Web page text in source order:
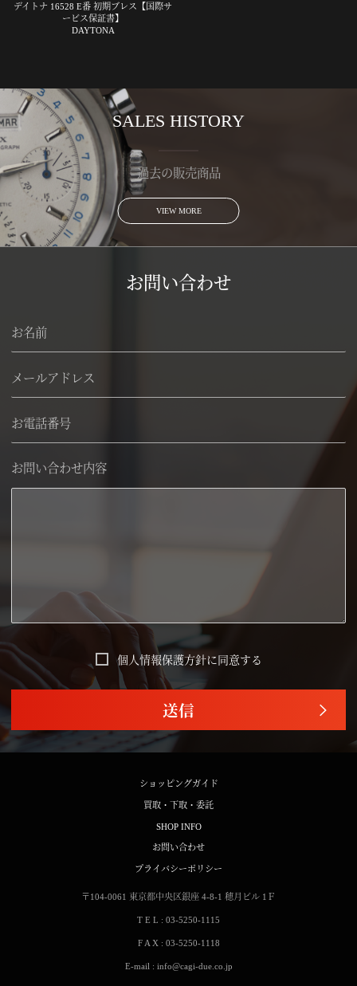
デイトナ 16528 E番 初期ブレス【国際サ
ービス保証書】
DAYTONA
SALES HISTORY
過去の販売商品
VIEW MORE
お問い合わせ
お問い合わせ内容
個人情報保護方針に同意する
送信
ショッピングガイド
買取・下取・委託
SHOP INFO
お問い合わせ
プライバシーポリシー
〒104-0061 東京都中央区銀座 4-8-1 穂月ビル 1Ｆ
T E L : 03-5250-1115
F A X : 03-5250-1118
E-mail : info@cagi-due.co.jp